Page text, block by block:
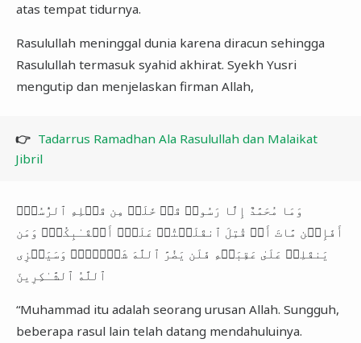
atas tempat tidurnya.
Rasulullah meninggal dunia karena diracun sehingga
Rasulullah termasuk syahid akhirat. Syekh Yusri
mengutip dan menjelaskan firman Allah,
👉 Tadarrus Ramadhan Ala Rasulullah dan Malaikat
Jibril
وَمَا مُحَمَّدٌ إِلَّا رَسُولࣱ قَدۡ خَلَتۡ مِن قَبۡلِهِ ٱلرُّسُلُۚ
أَفَإِی۟ن مَّاتَ أَوۡ قُتِلَ ٱنقَلَبۡتُمۡ عَلَىٰۤ أَعۡقَـٰبِكُمۡۚ وَمَن
یَنقَلِبۡ عَلَىٰ عَقِبَیۡهِ فَلَن یَضُرَّ ٱللَّهَ شَیۡـࣰٔاۗ وَسَیَجۡزِی
“Muhammad itu adalah seorang urusan Allah. Sungguh,
beberapa rasul lain telah datang mendahuluinya.